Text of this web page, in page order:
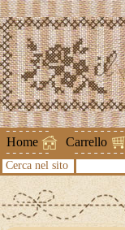
Home Carrello
Cerca nel sito